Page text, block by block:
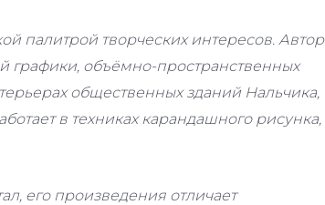
палитрой творческих интересов. Автор
графики, объёмно-пространственных
общественных зданий Нальчика,
в техниках карандашного рисунка,
его произведения отличает